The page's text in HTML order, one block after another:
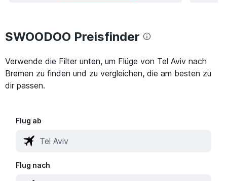
SWOODOO Preisfinder
Verwende die Filter unten, um Flüge von Tel Aviv nach
Bremen zu finden und zu vergleichen, die am besten zu
dir passen.
Flug ab
Flug nach